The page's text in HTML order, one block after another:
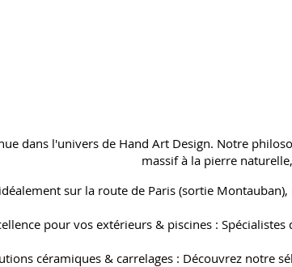
dans l'univers de Hand Art Design. Notre
massif à la pierre
sur la route de Paris (sortie
pour vos extérieurs & piscines :
céramiques & carrelages : Découvrez notre